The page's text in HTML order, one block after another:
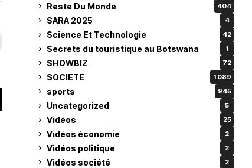
Reste Du Monde 404
SARA 2025 4
Science Et Technologie 42
Secrets du touristique au Botswana 1
SHOWBIZ 72
SOCIETE 1 089
sports 945
Uncategorized 5
Vidéos 25
Vidéos économie 2
Vidéos politique 2
Vidéos société 2